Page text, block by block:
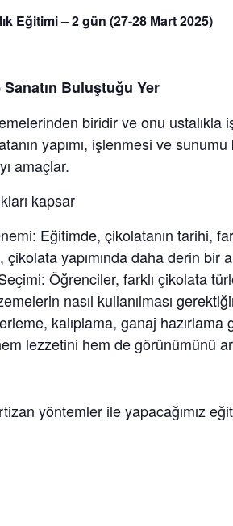
Eğitimi – 2 gün (27-28 Mart 2025)
Buluştuğu Yer
biridir ve onu ustalıkla
yapımı, işlenmesi ve sunumu
amaçlar.
kapsar
Eğitimde, çikolatanın tarihi,
çikolata yapımında daha derin bir
Öğrenciler, farklı çikolata
nasıl kullanılması
kalıplama, ganaj hazırlama
lezzetini hem de görünümünü
yöntemler ile yapacağımız